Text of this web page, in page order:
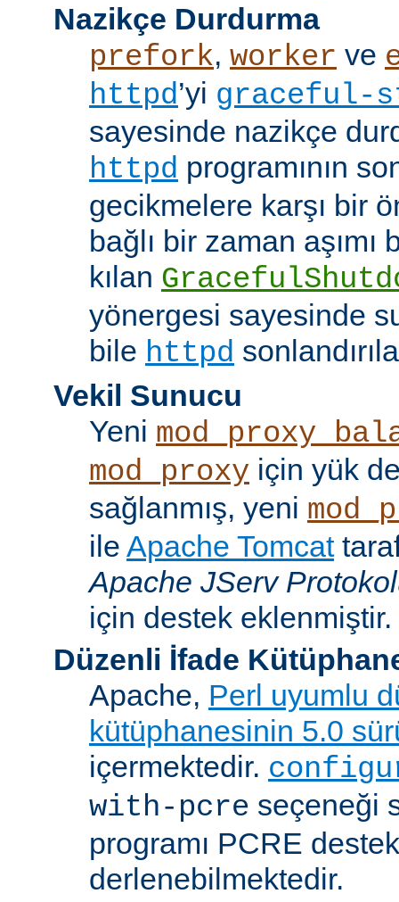
Nazikçe Durdurma
prefork, worker ve
httpd’yi graceful-
sayesinde nazikçe
httpd programının
gecikmelere karşı bir
bağlı bir zaman
kılan
yönergesi sayesinde
bile httpd
Vekil Sunucu
Yeni
mod_proxy için yük
sağlanmış, yeni
ile Apache Tomcat
Apache JServ
için destek eklenmiştir.
Düzenli İfade
Apache, Perl uyumlu
kütüphanesinin 5.0
içermektedir.
with-pcre seçeneği
programı PCRE
derlenebilmektedir.